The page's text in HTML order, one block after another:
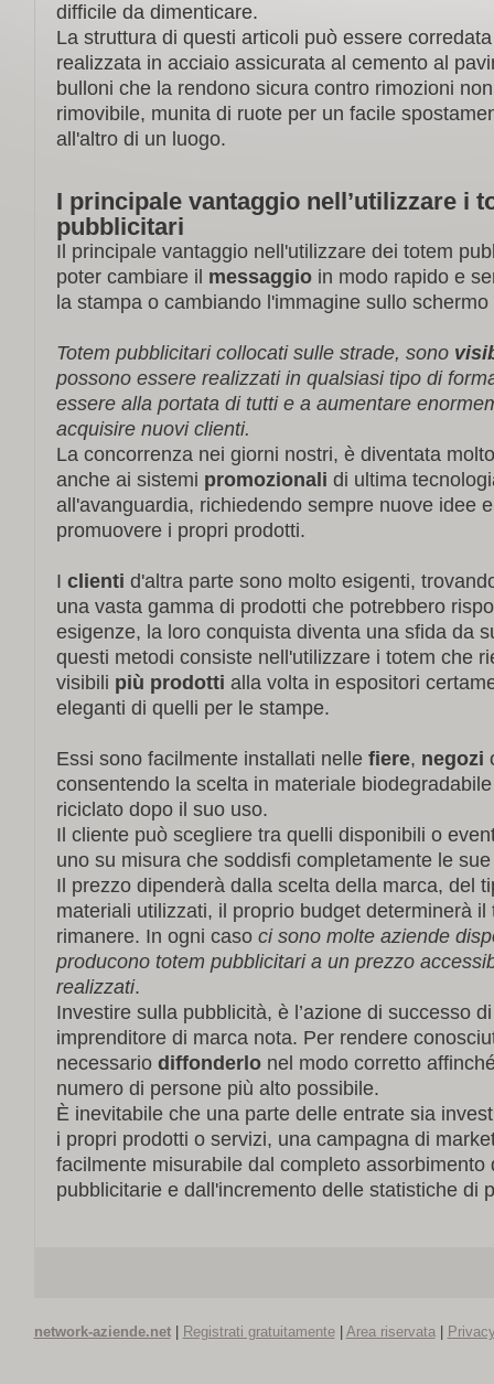
difficile da dimenticare.
La struttura di questi articoli può essere
realizzata in acciaio assicurata al cemento al
bulloni che la rendono sicura contro rimozioni
rimovibile, munita di ruote per un facile
all'altro di un luogo.
I principale vantaggio nell’utilizzare i
pubblicitari
Il principale vantaggio nell'utilizzare dei totem
poter cambiare il messaggioin modo rapido e
la stampa o cambiando l'immagine sullo schermo
Totem pubblicitari collocati sulle strade, sono
possono essere realizzati in qualsiasi tipo di
essere alla portata di tutti e a aumentare
acquisire nuovi clienti.
La concorrenza nei giorni nostri, è diventata
anche ai sistemi promozionali di ultima
all'avanguardia, richiedendo sempre nuove idee
promuovere i propri prodotti.
I clienti d'altra parte sono molto esigenti,
una vasta gamma di prodotti che potrebbero
esigenze, la loro conquista diventa una sfida da
questi metodi consiste nell'utilizzare i totem che
visibili più prodotti alla volta in espositori
eleganti di quelli per le stampe.
Essi sono facilmente installati nelle fiere, negozi
consentendo la scelta in materiale
riciclato dopo il suo uso.
Il cliente può scegliere tra quelli disponibili o
uno su misura che soddisfi completamente le
Il prezzo dipenderà dalla scelta della marca, del
materiali utilizzati, il proprio budget determinerà
rimanere. In ogni caso ci sono molte aziende
producono totem pubblicitari a un prezzo
realizzati.
Investire sulla pubblicità, è l’azione di successo
imprenditore di marca nota. Per rendere
necessario diffonderlonel modo corretto
numero di persone più alto possibile.
È inevitabile che una parte delle entrate sia
i propri prodotti o servizi, una campagna di
facilmente misurabile dal completo assorbimento
pubblicitarie e dall'incremento delle statistiche di
network-aziende.net| Registrati gratuitamente| Area riservata|